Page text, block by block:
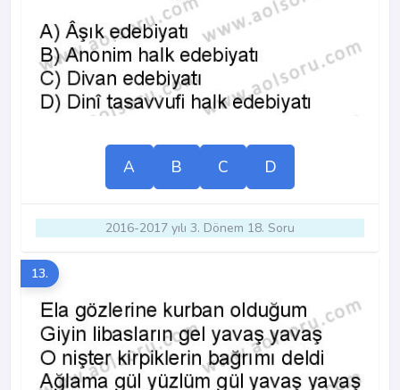
A B C D
2016-2017 yılı 3. Dönem 18. Soru
13.